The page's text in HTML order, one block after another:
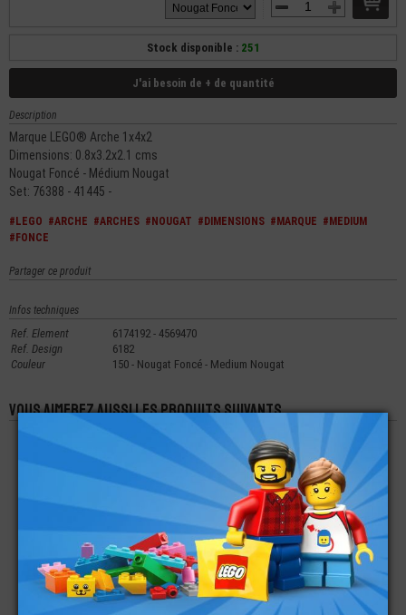
Stock disponible : 251
J'ai besoin de + de quantité
Description
Marque LEGO® Arche 1x4x2
Dimensions: 0.8x3.2x2.1 cms
Nougat Foncé - Médium Nougat
Set: 76388 - 41445 -
#LEGO #ARCHE #ARCHES #NOUGAT #DIMENSIONS #MARQUE #MEDIUM
#FONCE
Partager ce produit
Infos techniques
Ref. Element
6174192 - 4569470
Ref. Design
6182
Couleur
150 - Nougat Foncé - Medium Nougat
Vous aimerez aussi les produits suivants
LEGO® ARCHE
0,24€
LEGO® ARCHE 1X3
0,22€
LEGO® BRIQUE
ARCHE 4X1X1X1/3
0,30
LEGO® ARCHE 1X3
LEGO® BRIQUE
LEGO® ARCHE